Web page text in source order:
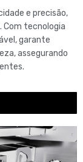
e precisão,
Com tecnologia
garante
assegurando